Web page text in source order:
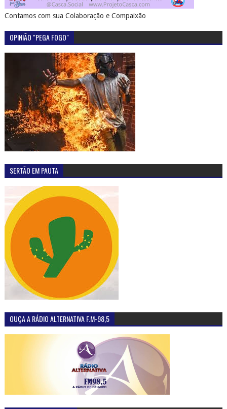
Contamos com sua Colaboração e Compaixão
OPINIÃO "PEGA FOGO"
SERTÃO EM PAUTA
OUÇA A RÁDIO ALTERNATIVA F.M-98,5